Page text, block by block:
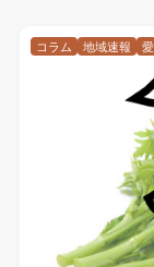
コラム 地域速報